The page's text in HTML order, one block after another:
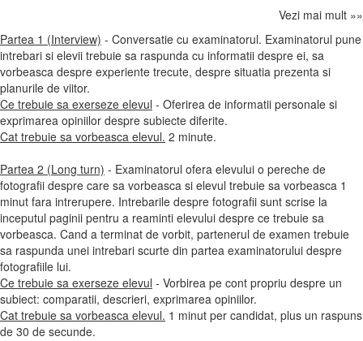
Vezi mai mult »»
Partea 1 (Interview) - Conversatie cu examinatorul. Examinatorul pune
intrebari si elevii trebuie sa raspunda cu informatii despre ei, sa
vorbeasca despre experiente trecute, despre situatia prezenta si
planurile de viitor.
Ce trebuie sa exerseze elevul - Oferirea de informatii personale si
exprimarea opiniilor despre subiecte diferite.
Cat trebuie sa vorbeasca elevul. 2 minute.
Partea 2 (Long turn) - Examinatorul ofera elevului o pereche de
fotografii despre care sa vorbeasca si elevul trebuie sa vorbeasca 1
minut fara intrerupere. Intrebarile despre fotografii sunt scrise la
inceputul paginii pentru a reaminti elevului despre ce trebuie sa
vorbeasca. Cand a terminat de vorbit, partenerul de examen trebuie
sa raspunda unei intrebari scurte din partea examinatorului despre
fotografiile lui.
Ce trebuie sa exerseze elevul - Vorbirea pe cont propriu despre un
subiect: comparatii, descrieri, exprimarea opiniilor.
Cat trebuie sa vorbeasca elevul. 1 minut per candidat, plus un raspuns
de 30 de secunde.